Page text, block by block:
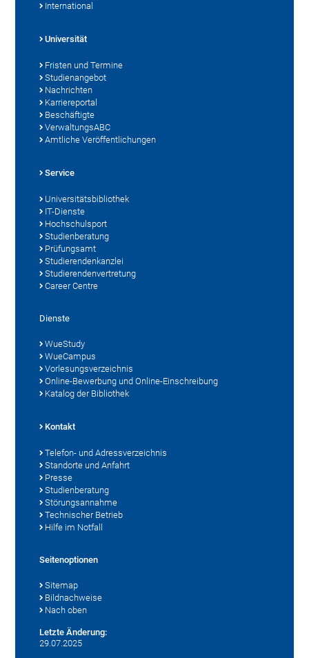
International
Universität
Fristen und Termine
Studienangebot
Nachrichten
Karriereportal
Beschäftigte
VerwaltungsABC
Amtliche Veröffentlichungen
Service
Universitätsbibliothek
IT-Dienste
Hochschulsport
Studienberatung
Prüfungsamt
Studierendenkanzlei
Studierendenvertretung
Career Centre
Dienste
WueStudy
WueCampus
Vorlesungsverzeichnis
Online-Bewerbung und Online-Einschreibung
Katalog der Bibliothek
Kontakt
Telefon- und Adressverzeichnis
Standorte und Anfahrt
Presse
Studienberatung
Störungsannahme
Technischer Betrieb
Hilfe im Notfall
Seitenoptionen
Sitemap
Bildnachweise
Nach oben
Letzte Änderung:
29.07.2025